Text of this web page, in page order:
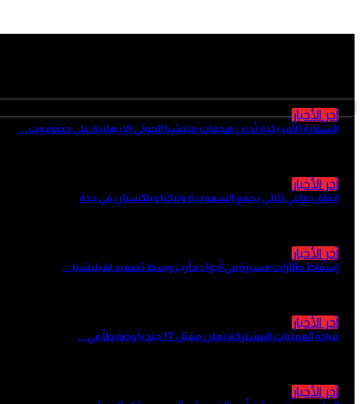
آخر الأخبار
آخر الأخبار
السفارة الأمريكية تُدين هجمات مليشيا الحوثي الإرهابية على حضرموت...
آخر الأخبار
اتفاق دفاعي ثلاثي يجمع السعودية وتركيا وباكستان في جدة
آخر الأخبار
إسقاط طائرات مسيرة في أجواء مأرب وسط تصعيد لميليشيا...
آخر الأخبار
قيادة العمليات المشتركة تعلن مقتل 17 جندياً وضابطاً في...
آخر الأخبار